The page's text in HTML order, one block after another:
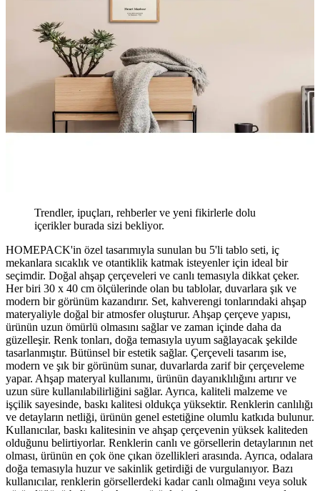
Trendler, ipuçları, rehberler ve yeni fikirlerle dolu
içerikler burada sizi bekliyor.
HOMEPACK'in özel tasarımıyla sunulan bu 5'li tablo seti, iç
mekanlara sıcaklık ve otantiklik katmak isteyenler için ideal bir
seçimdir. Doğal ahşap çerçeveleri ve canlı temasıyla dikkat çeker.
Her biri 30 x 40 cm ölçülerinde olan bu tablolar, duvarlara şık ve
modern bir görünüm kazandırır. Set, kahverengi tonlarındaki ahşap
materyaliyle doğal bir atmosfer oluşturur. Ahşap çerçeve yapısı,
ürünün uzun ömürlü olmasını sağlar ve zaman içinde daha da
güzelleşir. Renk tonları, doğa temasıyla uyum sağlayacak şekilde
tasarlanmıştır. Bütünsel bir estetik sağlar. Çerçeveli tasarım ise,
modern ve şık bir görünüm sunar, duvarlarda zarif bir çerçeveleme
yapar. Ahşap materyal kullanımı, ürünün dayanıklılığını artırır ve
uzun süre kullanılabilirliğini sağlar. Ayrıca, kaliteli malzeme ve
işçilik sayesinde, baskı kalitesi oldukça yüksektir. Renklerin canlılığı
ve detayların netliği, ürünün genel estetiğine olumlu katkıda bulunur.
Kullanıcılar, baskı kalitesinin ve ahşap çerçevenin yüksek kaliteden
olduğunu belirtiyorlar. Renklerin canlı ve görsellerin detaylarının net
olması, ürünün en çok öne çıkan özellikleri arasında. Ayrıca, odalara
doğa temasıyla huzur ve sakinlik getirdiği de vurgulanıyor. Bazı
kullanıcılar, renklerin görsellerdeki kadar canlı olmağını veya soluk